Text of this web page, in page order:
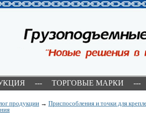
--- ТОРГОВЫЕ МАРКИ ---
продукции → Приспособления и точки для